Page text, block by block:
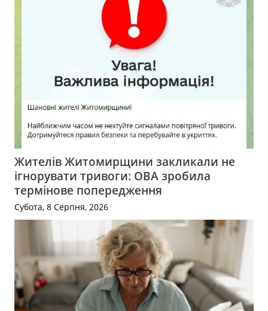
Жителів Житомирщини закликали не
ігнорувати тривоги: ОВА зробила
термінове попередження
Субота, 8 Серпня, 2026